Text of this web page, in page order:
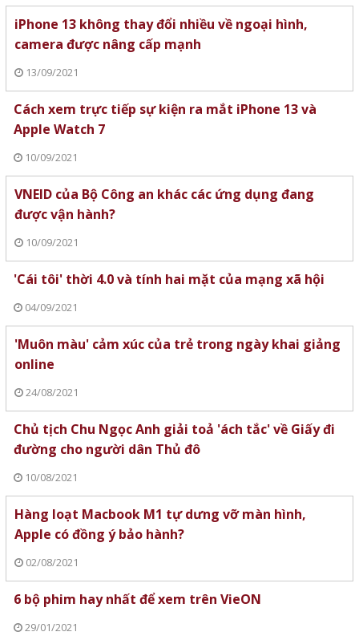
iPhone 13 không thay đổi nhiều về ngoại hình,
camera được nâng cấp mạnh
13/09/2021
Cách xem trực tiếp sự kiện ra mắt iPhone 13 và
Apple Watch 7
10/09/2021
VNEID của Bộ Công an khác các ứng dụng đang
được vận hành?
10/09/2021
'Cái tôi' thời 4.0 và tính hai mặt của mạng xã hội
04/09/2021
'Muôn màu' cảm xúc của trẻ trong ngày khai giảng
online
24/08/2021
Chủ tịch Chu Ngọc Anh giải toả 'ách tắc' về Giấy đi
đường cho người dân Thủ đô
10/08/2021
Hàng loạt Macbook M1 tự dưng vỡ màn hình,
Apple có đồng ý bảo hành?
02/08/2021
6 bộ phim hay nhất để xem trên VieON
29/01/2021